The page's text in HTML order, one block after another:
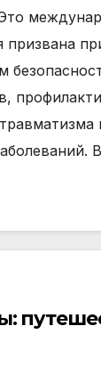
призвана